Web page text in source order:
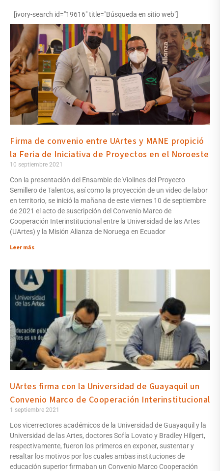
[ivory-search id="19616" title="Búsqueda en sitio web"]
Firma de convenio entre UArtes y MANE propició
la Feria de Iniciativa de Proyectos en el Noroeste
10 septiembre 2021
Con la presentación del Ensamble de Violines del Proyecto
Semillero de Talentos, así como la proyección de un video de labor
en territorio, se inició la mañana de este viernes 10 de septiembre
de 2021 el acto de suscripción del Convenio Marco de
Cooperación Interinstitucional entre la Universidad de las Artes
(UArtes) y la Misión Alianza de Noruega en Ecuador
Leer más
UArtes firma con la Universidad de Guayaquil un
Convenio Marco de Cooperación Interinstitucional
1 septiembre 2021
Los vicerrectores académicos de la Universidad de Guayaquil y la
Universidad de las Artes, doctores Sofía Lovato y Bradley Hilgert,
respectivamente, fueron los primeros en exponer, sustentar y
resaltar los motivos por los cuales ambas instituciones de
educación superior firmaban un Convenio Marco Cooperación